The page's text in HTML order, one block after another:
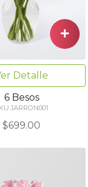
Detalle
6 Besos
JARRON001
$699.00